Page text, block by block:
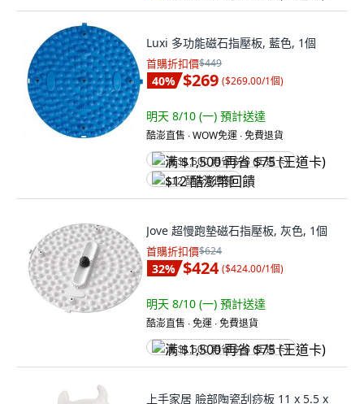
Luxi 多功能磁石指壓板, 藍色, 1個
首購折扣價$449
40% $269 ($269.00/1個)
明天 8/10 (一) 預計送達
酷澎直售 ∙ WOW免運 ∙ 免費退貨
满 $1,500 再省 $75 (王道卡)
$12 酷澎幣回饋
Jove 超慢跑墊磁石指壓板, 灰色, 1個
首購折扣價$624
32% $424 ($424.00/1個)
明天 8/10 (一) 預計送達
酷澎直售 ∙ 免運 ∙ 免費退貨
满 $1,500 再省 $75 (王道卡)
上手家居 臉部陶瓷刮痧板 11 x 5.5 x